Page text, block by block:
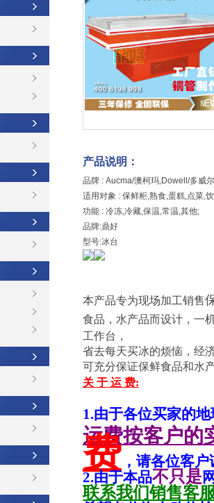
产品说明：
品牌 : Aucma/澳柯玛,Dowell/多威
适用对象 : 保鲜柜,熟食,蛋糕,点菜,
功能 : 冷冻,冷藏,保温,常温,其他;
品牌:鼎好
型号:冰台
本产品专为现场加工销售
食品，水产品而设计，一
工作台，
省去每天买冰的烦恼，经
可充分保证保鲜食品和水
关 于 运 费:
1.由于各位买家的
运费按客户的
费 ，请各位客
2.由于本品不只是
联系我们销售客